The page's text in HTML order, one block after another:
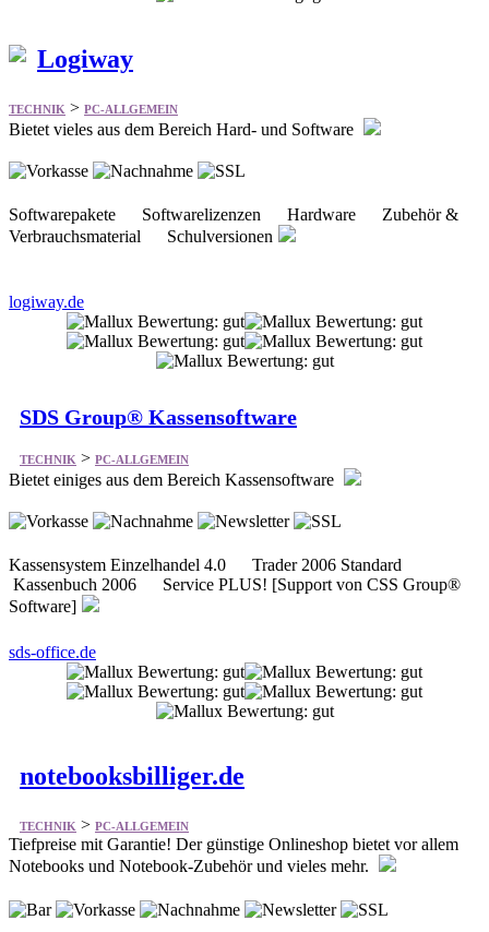
Logiway
TECHNIK > PC-ALLGEMEIN
Bietet vieles aus dem Bereich Hard- und Software
Softwarepakete Softwarelizenzen Hardware Zubehör &
Verbrauchsmaterial Schulversionen
logiway.de
SDS Group® Kassensoftware
TECHNIK > PC-ALLGEMEIN
Bietet einiges aus dem Bereich Kassensoftware
Kassensystem Einzelhandel 4.0 Trader 2006 Standard
Kassenbuch 2006 Service PLUS! [Support von CSS Group®
Software]
sds-office.de
notebooksbilliger.de
TECHNIK > PC-ALLGEMEIN
Tiefpreise mit Garantie! Der günstige Onlineshop bietet vor allem
Notebooks und Notebook-Zubehör und vieles mehr.